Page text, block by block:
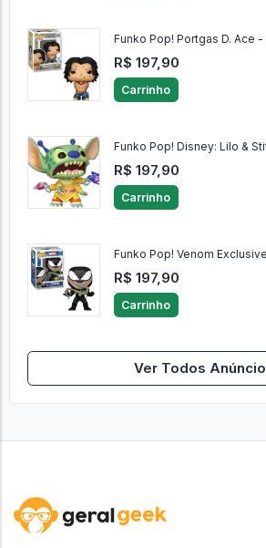
Funko Pop! Portgas D. Ace -
R$ 197,90
Carrinho
Funko Pop! Disney: Lilo &
R$ 197,90
Carrinho
Funko Pop! Venom
R$ 197,90
Carrinho
Ver Todos